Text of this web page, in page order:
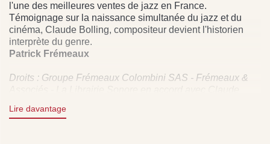
l'une des meilleures ventes de jazz en France.
Témoignage sur la naissance simultanée du jazz et du
cinéma, Claude Bolling, compositeur devient l'historien
interprète du genre.
Patrick Frémeaux
Droits : Groupe Frémeaux Colombini SAS - Frémeaux &
RAGTIME: Modernistic Rag (Claude Bolling) • Scott Joplin
Lire davantage